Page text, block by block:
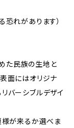
恐れがあります）
た民族の生地と
面にはオリジナ
バーシブルデザイ
様が来るか選べま